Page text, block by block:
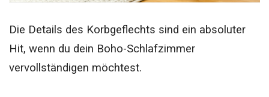
Die Details des Korbgeflechts sind ein absoluter
Hit, wenn du dein Boho-Schlafzimmer
vervollständigen möchtest.